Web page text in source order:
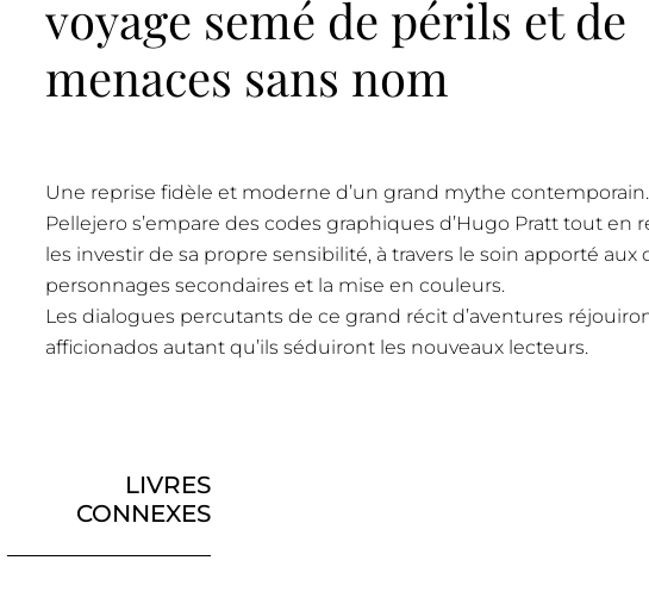
voyage semé de périls et de
menaces sans nom
Une reprise fidèle et moderne d’un grand mythe
Pellejero s’empare des codes graphiques d’Hugo Pratt tout en
les investir de sa propre sensibilité, à travers le soin apporté aux
personnages secondaires et la mise en couleurs.
Les dialogues percutants de ce grand récit d’aventures
afficionados autant qu’ils séduiront les nouveaux lecteurs.
LIVRES
CONNEXES